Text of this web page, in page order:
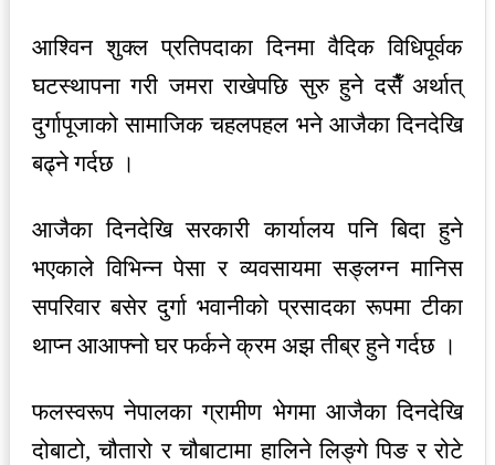
आश्विन शुक्ल प्रतिपदाका दिनमा वैदिक विधिपूर्वक
घटस्थापना गरी जमरा राखेपछि सुरु हुने दसैँ अर्थात्
दुर्गापूजाको सामाजिक चहलपहल भने आजैका दिनदेखि
बढ्ने गर्दछ ।
आजैका दिनदेखि सरकारी कार्यालय पनि बिदा हुने
भएकाले विभिन्न पेसा र व्यवसायमा सङ्लग्न मानिस
सपरिवार बसेर दुर्गा भवानीको प्रसादका रूपमा टीका
थाप्न आआफ्नो घर फर्कने क्रम अझ तीब्र हुने गर्दछ ।
फलस्वरूप नेपालका ग्रामीण भेगमा आजैका दिनदेखि
दोबाटो, चौतारो र चौबाटामा हालिने लिङ्गे पिङ र रोटे